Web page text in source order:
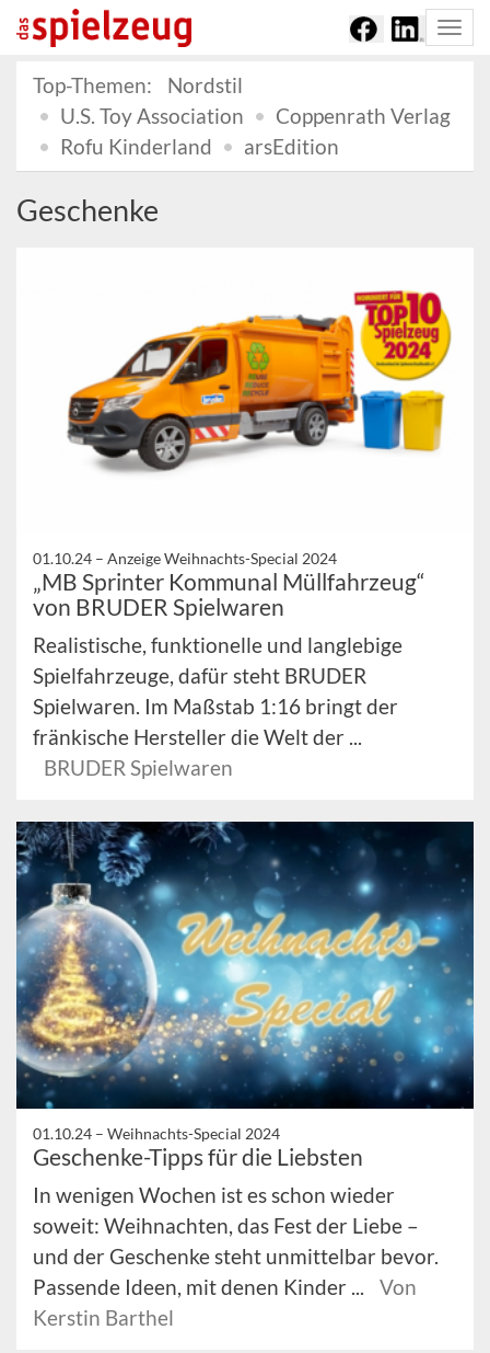
Top-Themen:
Nordstil
U.S. Toy Association
Coppenrath Verlag
Rofu Kinderland
arsEdition
Geschenke
01.10.24 – Anzeige Weihnachts-Special 2024
„MB Sprinter Kommunal Müllfahrzeug“
von BRUDER Spielwaren
Realistische, funktionelle und langlebige
Spielfahrzeuge, dafür steht BRUDER
Spielwaren. Im Maßstab 1:16 bringt der
fränkische Hersteller die Welt der ...
BRUDER Spielwaren
01.10.24 – Weihnachts-Special 2024
Geschenke-Tipps für die Liebsten
In wenigen Wochen ist es schon wieder
soweit: Weihnachten, das Fest der Liebe –
und der Geschenke steht unmittelbar bevor.
Passende Ideen, mit denen Kinder ...
Von
Kerstin Barthel